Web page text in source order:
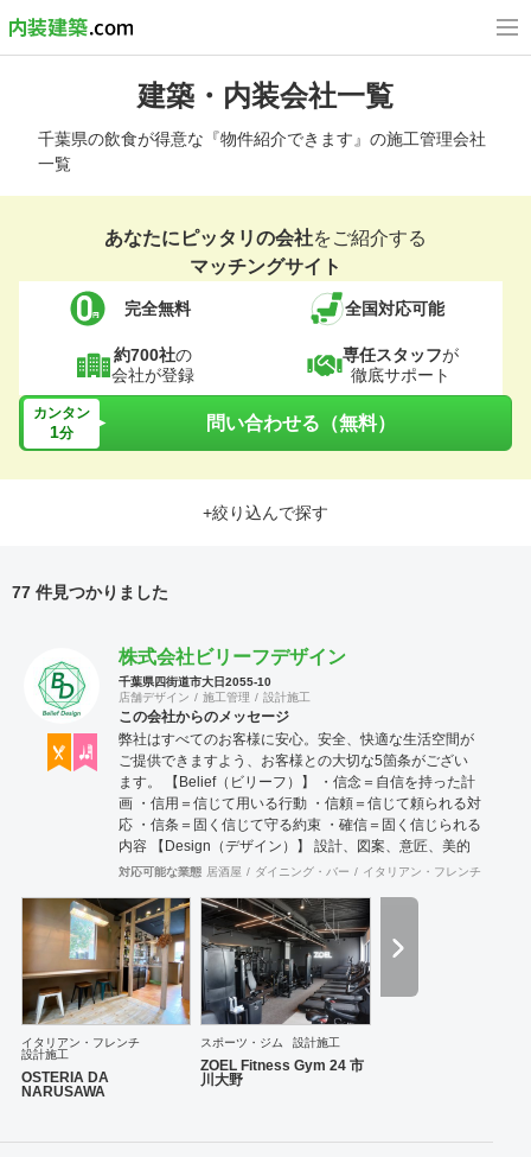
建築・内装会社一覧
千葉県の飲食が得意な『物件紹介できます』の施工管理会社
一覧
あなたにピッタリの会社をご紹介する
マッチングサイト
完全無料 全国対応可能
約700社の
会社が登録
専任スタッフが
徹底サポート
カンタン
1分 問い合わせる（無料）
+絞り込んで探す
77 件見つかりました
株式会社ビリーフデザイン
千葉県四街道市大日2055-10
店舗デザイン
施工管理 設計施工
この会社からのメッセージ
弊社はすべてのお客様に安心。安全、快適な生活空間が
ご提供できますよう、お客様との大切な5箇条がござい
ます。 【Belief（ビリーフ）】 ・信念＝自信を持った計
画 ・信用＝信じて用いる行動 ・信頼＝信じて頼られる対
応 ・信条＝固く信じて守る約束 ・確信＝固く信じられる
内容 【Design（デザイン）】 設計、図案、意匠、美的
造形を考慮した創意工夫の計画、作成 またデザインを通
て、設計・施工・管理を行っております。 お客様のお悩
みやご相談には真摯に向き合い、ご要望を最大限実現す
る技術力を提供いたします。 施工後にお客様が笑顔を見
せてくださるときこそ、弊社にとってもっとも喜ばしい
瞬間です。 弊社はリフォーム・リノベーションや注文住
宅など幅広く工事を担当させていただいております。 建
物種別は店舗・戸建・アパート・マンションなど様々な
建物に対応させていただいており、色々な所にバラバラ
に工事内容の注文をしていただかなくとも、弊社にて一
防犯カメラなどの部分にも力を入れております。 他の施
対応可能な業態 居酒屋 ダイニング・バー イタリアン・フレンチ
イタリアン・フレンチ
設計施工
OSTERIA DA
NARUSAWA
スポーツ・ジム 設計施工
ZOEL Fitness Gym 24 市
川大野